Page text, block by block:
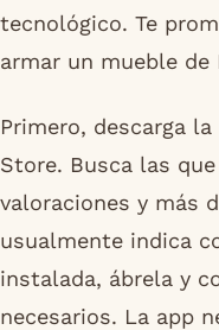
tecnológico. Te
armar un mueble de
Primero, descarga
Store. Busca las
valoraciones y más
usualmente indica
instalada, ábrela y
necesarios. La app